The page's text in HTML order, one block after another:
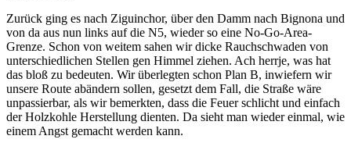
Zurück ging es nach Ziguinchor, über den Damm nach Bignona und
von da aus nun links auf die N5, wieder so eine No-Go-Area-
Grenze. Schon von weitem sahen wir dicke Rauchschwaden von
unterschiedlichen Stellen gen Himmel ziehen. Ach herrje, was hat
das bloß zu bedeuten. Wir überlegten schon Plan B, inwiefern wir
unsere Route abändern sollen, gesetzt dem Fall, die Straße wäre
unpassierbar, als wir bemerkten, dass die Feuer schlicht und einfach
der Holzkohle Herstellung dienten. Da sieht man wieder einmal, wie
einem Angst gemacht werden kann.